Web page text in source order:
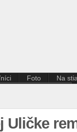
Iné
Foto Na
Uličke